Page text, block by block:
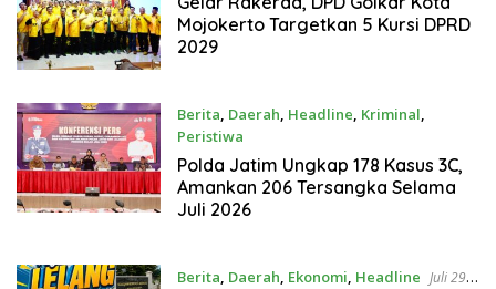
Mojokerto Targetkan 5 Kursi DPRD
2029
Berita, Daerah, Headline, Kriminal,
Peristiwa
Agustus 1, 2026
Polda Jatim Ungkap 178 Kasus 3C,
Amankan 206 Tersangka Selama
Juli 2026
Berita, Daerah, Ekonomi, Headline Juli 29,